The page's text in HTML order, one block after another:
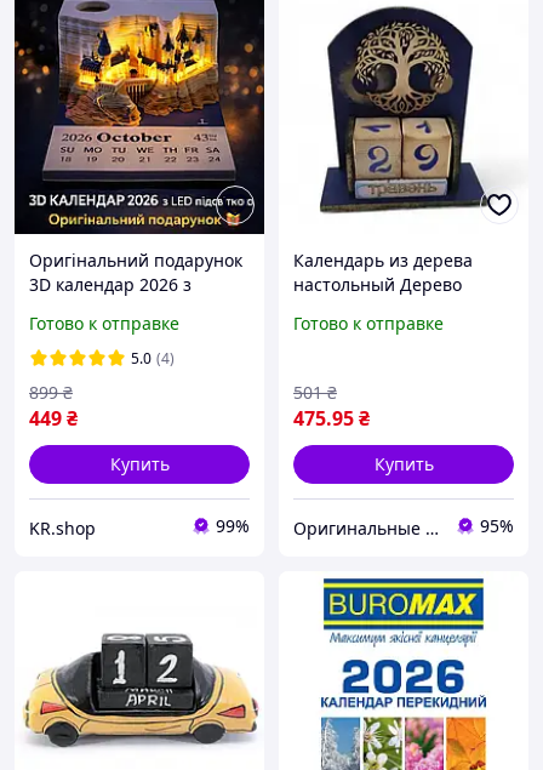
Оригінальний подарунок
3D календар 2026 з
замок" настільний декор,
блокнот
Готово к отправке
5.0 (4)
449₴
899 ₴
Купить
KR.shop 99%
Календарь из дерева
настольный Дерево
Готово к отправке
475.95₴
501 ₴
Купить
Оригинальные подарки в интернет-магазине Панда-Шоп 95%